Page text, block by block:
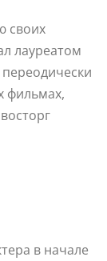
своих
лауреатом
фильмах,
в начале